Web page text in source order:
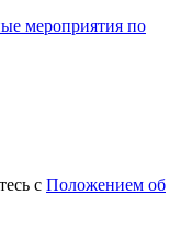
мероприятия по
с Положением об